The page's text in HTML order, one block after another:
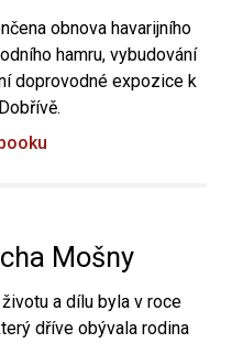
obnova havarijního
hamru, vybudování
doprovodné expozice k
Mošny
a dílu byla v roce
dříve obývala rodina